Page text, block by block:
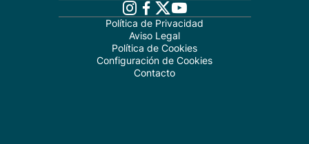
Política de Privacidad
Aviso Legal
Política de Cookies
Configuración de Cookies
Contacto